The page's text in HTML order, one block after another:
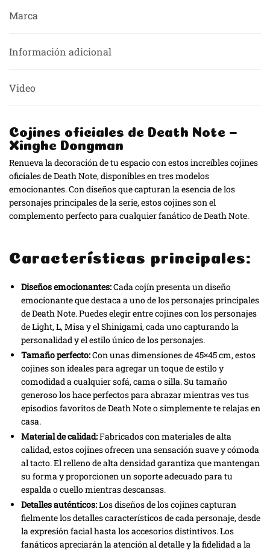
Marca
Información adicional
Video
Cojines oficiales de Death Note –
Xinghe Dongman
Renueva la decoración de tu espacio con estos increíbles cojines
oficiales de Death Note, disponibles en tres modelos
emocionantes. Con diseños que capturan la esencia de los
personajes principales de la serie, estos cojines son el
complemento perfecto para cualquier fanático de Death Note.
Características principales:
Diseños emocionantes:Cada cojín presenta un diseño
emocionante que destaca a uno de los personajes principales
de Death Note. Puedes elegir entre cojines con los personajes
de Light, L, Misa y el Shinigami, cada uno capturando la
personalidad y el estilo único de los personajes.
Tamaño perfecto:Con unas dimensiones de 45×45 cm, estos
cojines son ideales para agregar un toque de estilo y
comodidad a cualquier sofá, cama o silla. Su tamaño
generoso los hace perfectos para abrazar mientras ves tus
episodios favoritos de Death Note o simplemente te relajas en
casa.
Material de calidad:Fabricados con materiales de alta
calidad, estos cojines ofrecen una sensación suave y cómoda
al tacto. El relleno de alta densidad garantiza que mantengan
su forma y proporcionen un soporte adecuado para tu
espalda o cuello mientras descansas.
Detalles auténticos:Los diseños de los cojines capturan
fielmente los detalles característicos de cada personaje, desde
la expresión facial hasta los accesorios distintivos. Los
fanáticos apreciarán la atención al detalle y la fidelidad a la